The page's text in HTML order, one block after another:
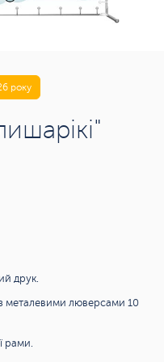
року
друк.
металевими люверсами 10
рами.